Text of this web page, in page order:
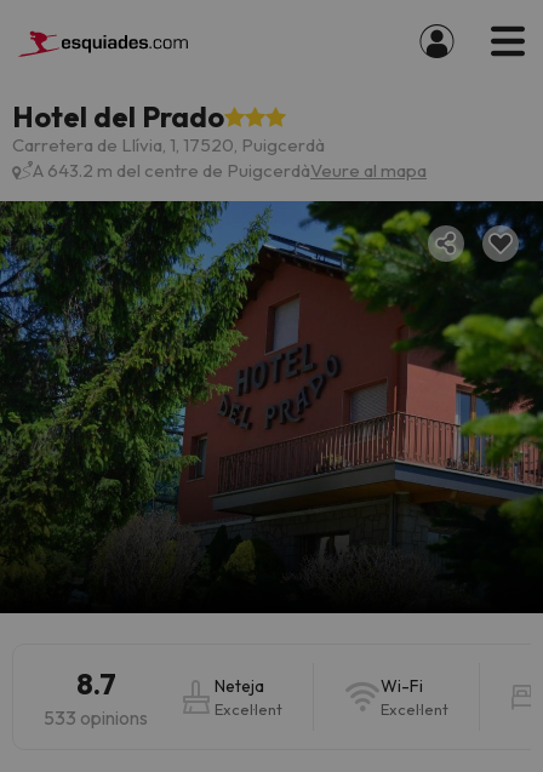
Hotel del Prado
Carretera de Llívia, 1, 17520, Puigcerdà
A 643.2 m del centre de PuigcerdàVeure al mapa
8.7
533 opinions
Neteja
Excel·lent
Wi-Fi
Excel·lent